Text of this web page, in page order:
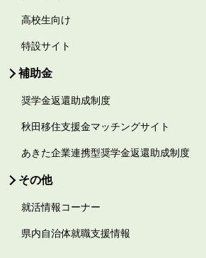
高校生向け
特設サイト
補助金
奨学金返還助成制度
秋田移住支援金マッチングサイト
あきた企業連携型奨学金返還助成制度
その他
就活情報コーナー
県内自治体就職支援情報